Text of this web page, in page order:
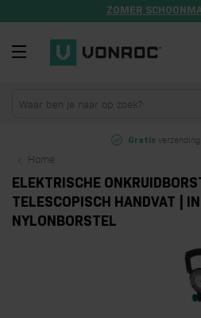
ZOMER
Gratis
Home
ELEKTRISCHE
TELESCOPISCH HANDVAT |
NYLONBORSTEL